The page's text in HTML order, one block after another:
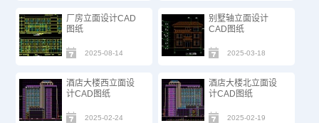
厂房立面设计CAD
图纸
2025-08-14
别墅轴立面设计
CAD图纸
2025-03-18
酒店大楼西立面设
计CAD图纸
2025-02-24
酒店大楼北立面设
计CAD图纸
2025-02-19